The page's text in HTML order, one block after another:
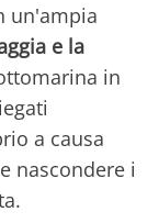
un'ampia
e la
in
a causa
nascondere i